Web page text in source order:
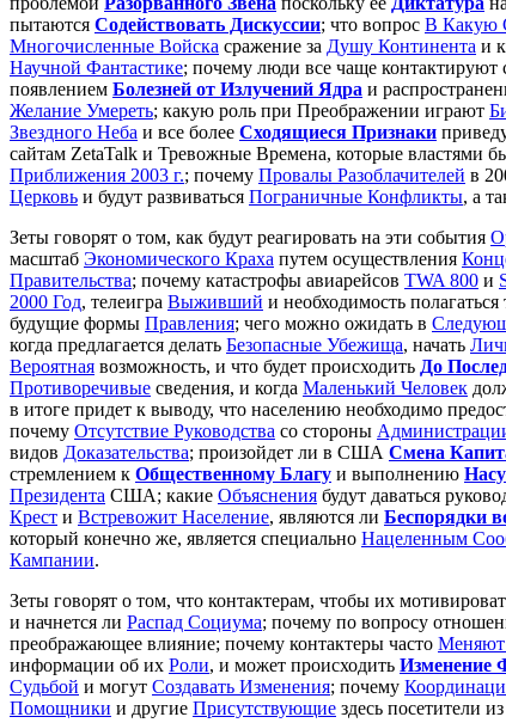
пытаются Содействовать Дискуссии; что вопрос В Какую
Многочисленные Войска сражение за Душу Континента и
Научной Фантастике; почему люди все чаще контактируют
появлением Болезней от Излучений Ядра и
Желание Умереть; какую роль при Преображении играют
Звездного Неба и все более Сходящиеся Признаки
сайтам ZetaTalk и Тревожные Времена, которые властями
Приближения 2003 г.; почему Провалы Разоблачителей в
Церковь и будут развиваться Пограничные Конфликты, а
Зеты говорят о том, как будут реагировать на эти события
масштаб Экономического Краха путем осуществления
Правительства; почему катастрофы авиарейсов TWA 800 и
2000 Год, телеигра Выживший и необходимость полагаться
будущие формы Правления; чего можно ожидать в
когда предлагается делать Безопасные Убежища, начать
Вероятная возможность, и что будет происходить До
Противоречивые сведения, и когда Маленький Человек
в итоге придет к выводу, что населению необходимо
почему Отсутствие Руководства со стороны
видов Доказательства; произойдет ли в США Смена
стремлением к Общественному Благу и выполнению
Президента США; какие Объяснения будут даваться
Крест и Встревожит Население, являются ли Беспорядки
который конечно же, является специально Нацеленным
Кампании.
Зеты говорят о том, что контактерам, чтобы их
и начнется ли Распад Социума; почему по вопросу
преображающее влияние; почему контактеры часто Меняют
информации об их Роли, и может происходить Изменение
Судьбой и могут Создавать Изменения; почему
Помощники и другие Присутствующие здесь посетители